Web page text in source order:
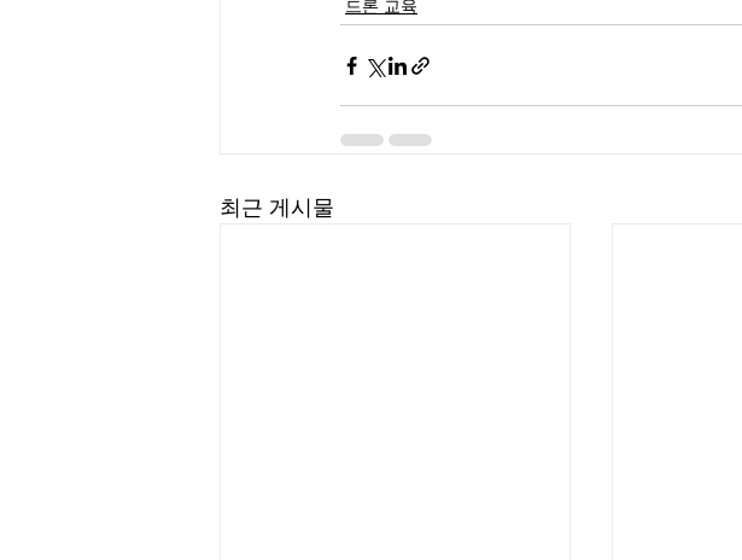
드론 교육
최근 게시물